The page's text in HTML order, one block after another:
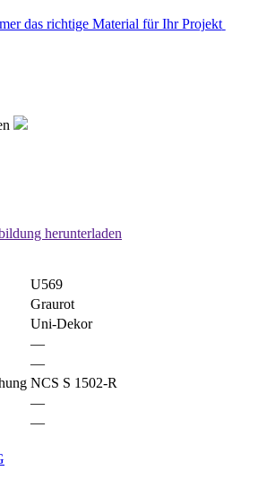
das richtige Material für Ihr Projekt
herunterladen
U569
Graurot
Uni-Dekor
—
—
NCS S 1502-R
—
—